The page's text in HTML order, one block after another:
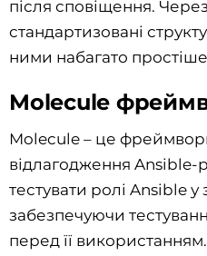
після сповіщення.
стандартизовані
ними набагато
Molecule
Molecule – це
відлагодження Ansible-
тестувати ролі Ansible
забезпечуючи
перед її використанням.